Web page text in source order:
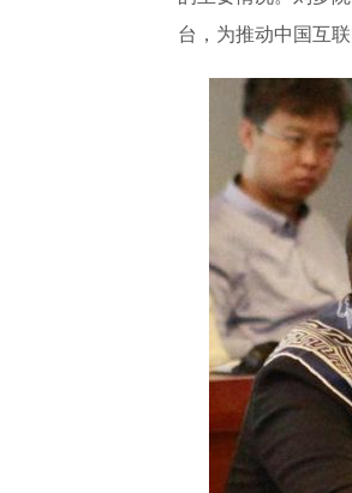
台，为推动中国互